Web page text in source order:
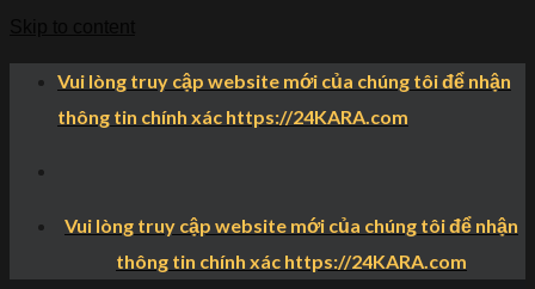
Vui lòng truy cập website mới của chúng tôi để nhận
thông tin chính xác https://24KARA.com
Vui lòng truy cập website mới của chúng tôi để nhận
thông tin chính xác https://24KARA.com